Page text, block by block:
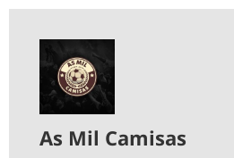
As Mil Camisas